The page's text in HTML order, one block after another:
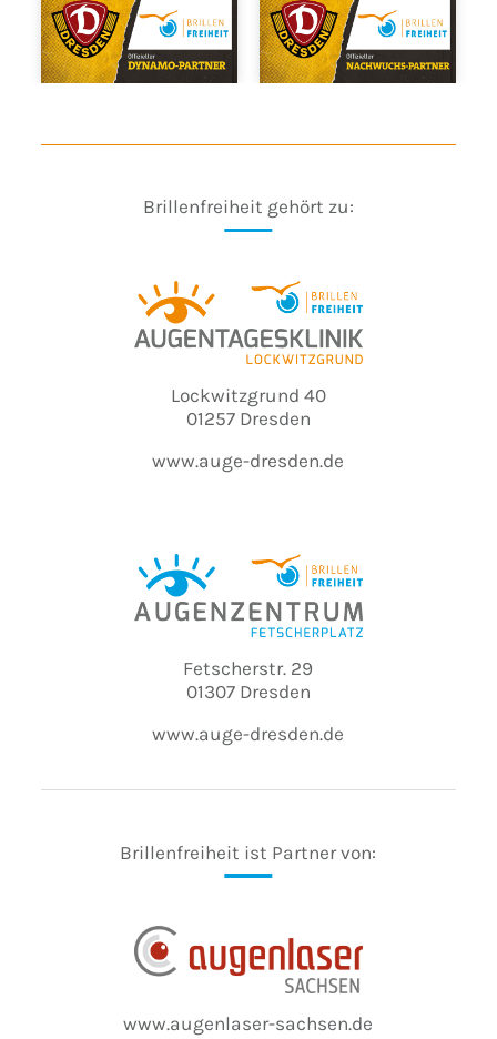
Brillenfreiheit gehört zu:
Lockwitzgrund 40
01257 Dresden
www.auge-dresden.de
Fetscherstr. 29
01307 Dresden
www.auge-dresden.de
Brillenfreiheit ist Partner von:
www.augenlaser-sachsen.de